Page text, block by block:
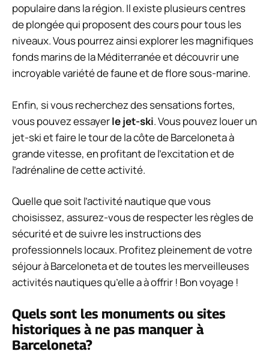
populaire dans la région. Il existe plusieurs centres
de plongée qui proposent des cours pour tous les
niveaux. Vous pourrez ainsi explorer les magnifiques
fonds marins de la Méditerranée et découvrir une
incroyable variété de faune et de flore sous-marine.
Enfin, si vous recherchez des sensations fortes,
vous pouvez essayerle jet-ski. Vous pouvez louer un
jet-ski et faire le tour de la côte de Barceloneta à
grande vitesse, en profitant de l’excitation et de
l’adrénaline de cette activité.
Quelle que soit l’activité nautique que vous
choisissez, assurez-vous de respecter les règles de
sécurité et de suivre les instructions des
professionnels locaux. Profitez pleinement de votre
séjour à Barceloneta et de toutes les merveilleuses
activités nautiques qu’elle a à offrir ! Bon voyage !
Quels sont les monuments ou sites
historiques à ne pas manquer à
Barceloneta?